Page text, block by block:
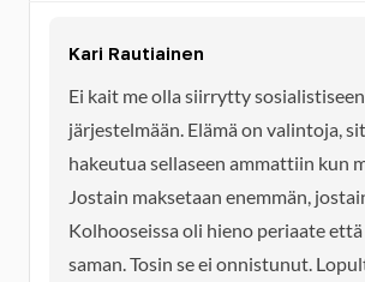
Kari Rautiainen
Ei kait me olla siirrytty sosialistiseen
järjestelmään. Elämä on valintoja,
hakeutua sellaseen ammattiin kun
Jostain maksetaan enemmän,
Kolhooseissa oli hieno periaate
saman. Tosin se ei onnistunut.